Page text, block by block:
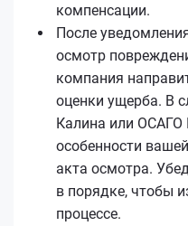
компенсации.
После
осмотр
компания
оценки ущерба. В
Калина или ОСАГО
особенности
акта осмотра.
в порядке, чтобы
процессе.